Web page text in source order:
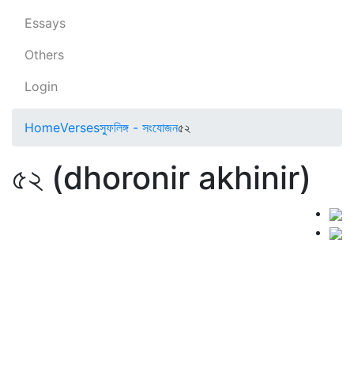
Essays
Others
Login
HomeVersesস্ফুলিঙ্গ - সংযোজন৫২
৫২ (dhoronir akhinir)